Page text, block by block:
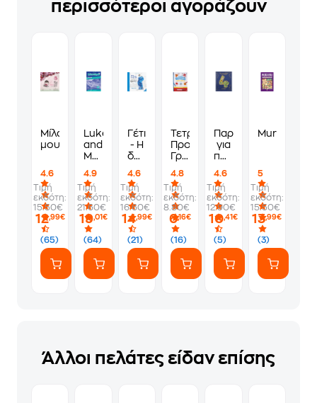
περισσότεροι αγοράζουν
Μίλα
μου
4.6
(65)
Τιμή
εκδότη:
15.50€
12,99€
Luke
and
Myla
WorkBook
Student's
Book
4.9
(64)
Τιμή
εκδότη:
21.60€
19,01€
Γέτι
- Η
δύναμη
ακόμη
-
Συλλεκτική
έκδοση
4.6
(21)
Τιμή
εκδότη:
16.60€
14,99€
Τετράδιο
Προγραφής
Γράψε-
4.8
(16)
Τιμή
εκδότη:
8.80€
6,16€
Παραμύθια
για
παιδιά
ετών
4.6
(5)
Τιμή
εκδότη:
12.90€
10,41€
Murdoku
5
(3)
Τιμή
εκδότη:
15.50€
13,99€
Άλλοι πελάτες είδαν επίσης